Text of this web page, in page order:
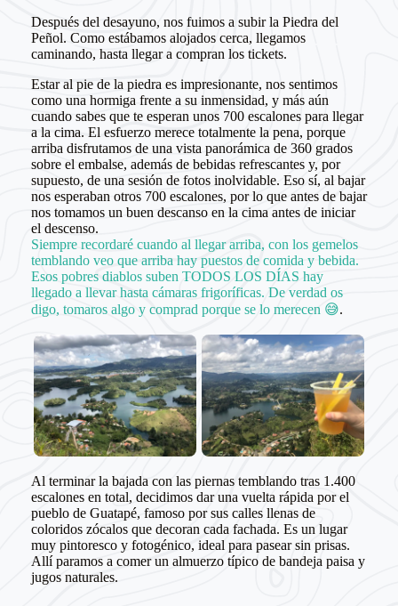
Después del desayuno, nos fuimos a subir la Piedra del
Peñol. Como estábamos alojados cerca, llegamos
caminando, hasta llegar a compran los tickets.
Estar al pie de la piedra es impresionante, nos sentimos
como una hormiga frente a su inmensidad, y más aún
cuando sabes que te esperan unos 700 escalones para llegar
a la cima. El esfuerzo merece totalmente la pena, porque
arriba disfrutamos de una vista panorámica de 360 grados
sobre el embalse, además de bebidas refrescantes y, por
supuesto, de una sesión de fotos inolvidable. Eso sí, al bajar
nos esperaban otros 700 escalones, por lo que antes de bajar
nos tomamos un buen descanso en la cima antes de iniciar
el descenso.
Siempre recordaré cuando al llegar arriba, con los gemelos
temblando veo que arriba hay puestos de comida y bebida.
Esos pobres diablos suben TODOS LOS DÍAS hay
llegado a llevar hasta cámaras frigoríficas. De verdad os
digo, tomaros algo y comprad porque se lo merecen 😅.
Al terminar la bajada con las piernas temblando tras 1.400
escalones en total, decidimos dar una vuelta rápida por el
pueblo de Guatapé, famoso por sus calles llenas de
coloridos zócalos que decoran cada fachada. Es un lugar
muy pintoresco y fotogénico, ideal para pasear sin prisas.
Allí paramos a comer un almuerzo típico de bandeja paisa y
jugos naturales.